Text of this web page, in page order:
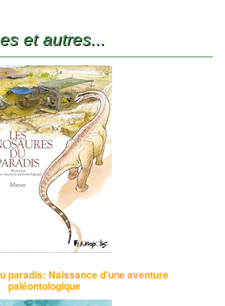
et autres...
paradis: Naissance d'une aventure
paléontologique